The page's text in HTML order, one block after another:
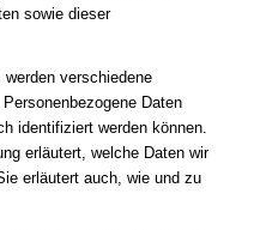
sowie dieser
verschiedene
Daten
identifiziert werden können.
erläutert, welche Daten wir
erläutert auch, wie und zu